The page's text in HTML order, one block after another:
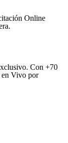
Online
Con +70
en Vivo por